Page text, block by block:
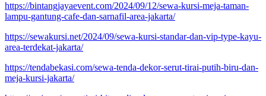
https://bintangjayaevent.com/2024/09/12/sewa-kursi-meja-taman-
lampu-gantung-cafe-dan-sarnafil-area-jakarta/
https://sewakursi.net/2024/09/sewa-kursi-standar-dan-vip-type-kayu-
area-terdekat-jakarta/
https://tendabekasi.com/sewa-tenda-dekor-serut-tirai-putih-biru-dan-
meja-kursi-jakarta/